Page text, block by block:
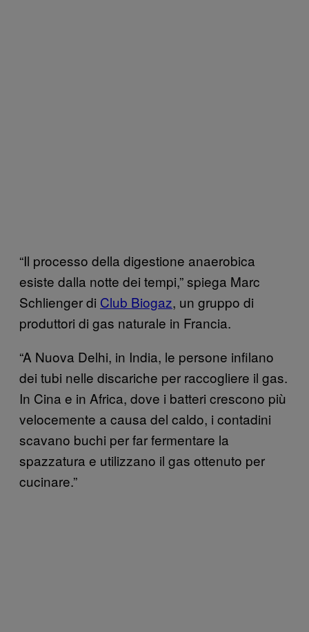
“Il processo della digestione anaerobica
esiste dalla notte dei tempi,” spiega Marc
Schlienger di Club Biogaz, un gruppo di
produttori di gas naturale in Francia.
“A Nuova Delhi, in India, le persone infilano
dei tubi nelle discariche per raccogliere il gas.
In Cina e in Africa, dove i batteri crescono più
velocemente a causa del caldo, i contadini
scavano buchi per far fermentare la
spazzatura e utilizzano il gas ottenuto per
cucinare.”